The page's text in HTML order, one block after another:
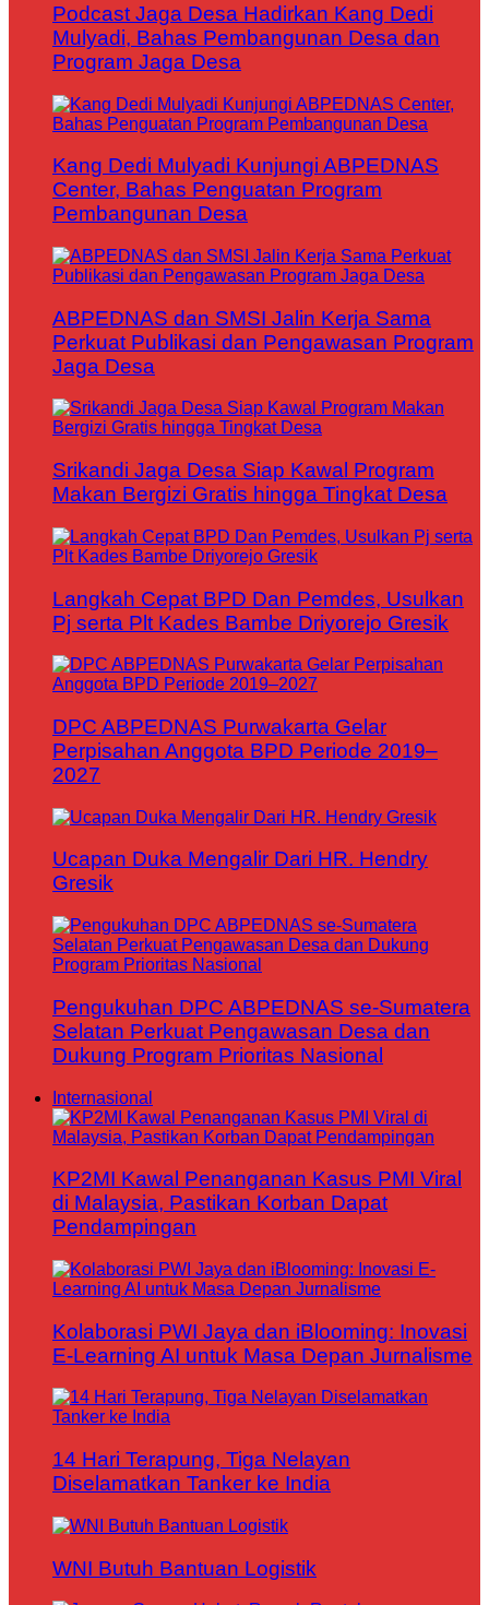
Podcast Jaga Desa Hadirkan Kang Dedi
Mulyadi, Bahas Pembangunan Desa dan
Program Jaga Desa
Kang Dedi Mulyadi Kunjungi ABPEDNAS
Center, Bahas Penguatan Program
Pembangunan Desa
ABPEDNAS dan SMSI Jalin Kerja Sama
Perkuat Publikasi dan Pengawasan Program
Jaga Desa
Srikandi Jaga Desa Siap Kawal Program
Makan Bergizi Gratis hingga Tingkat Desa
Langkah Cepat BPD Dan Pemdes, Usulkan
Pj serta Plt Kades Bambe Driyorejo Gresik
DPC ABPEDNAS Purwakarta Gelar
Perpisahan Anggota BPD Periode 2019–
2027
Ucapan Duka Mengalir Dari HR. Hendry
Gresik
Pengukuhan DPC ABPEDNAS se-Sumatera
Selatan Perkuat Pengawasan Desa dan
Dukung Program Prioritas Nasional
Internasional
KP2MI Kawal Penanganan Kasus PMI Viral
di Malaysia, Pastikan Korban Dapat
Pendampingan
Kolaborasi PWI Jaya dan iBlooming: Inovasi
E-Learning AI untuk Masa Depan Jurnalisme
14 Hari Terapung, Tiga Nelayan
Diselamatkan Tanker ke India
WNI Butuh Bantuan Logistik